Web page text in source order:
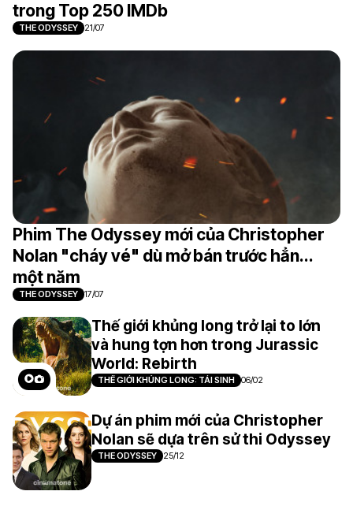
trong Top 250 IMDb
THE ODYSSEY 21/07
Phim The Odyssey mới của Christopher
Nolan "cháy vé" dù mở bán trước hẳn...
một năm
THE ODYSSEY 17/07
Thế giới khủng long trở lại to lớn
và hung tợn hơn trong Jurassic
World: Rebirth
THẾ GIỚI KHỦNG LONG: TÁI SINH 06/02
Dự án phim mới của Christopher
Nolan sẽ dựa trên sử thi Odyssey
THE ODYSSEY 25/12